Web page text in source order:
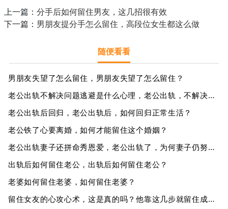
上一篇： 分手后如何留住男友，这几招很有效
下一篇： 男朋友提分手怎么留住，高段位女生都这么做
随便看看
男朋友失望了怎么留住，男朋友失望了怎么留住？
老公出轨不解决问题逃避是什么心理，老公出轨，不解决问题为何逃避？
老公出轨后回归，老公出轨后，如何回归正常生活？
老公铁了心要离婚，如何才能留住这个婚姻？
老公出轨妻子还拼命秀恩爱，老公出轨了，为何妻子仍努力展示恩爱？
出轨后如何留住老公，出轨后如何留住老公？
老婆如何留住老婆，如何留住老婆？
留住女友的心攻心术，这是真的吗？他靠这几步就留住成功了！